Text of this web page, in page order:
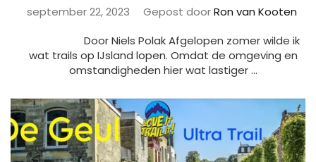
september 22, 2023 Gepost doorRon van Kooten
Door Niels Polak Afgelopen zomer wilde ik
wat trails op IJsland lopen. Omdat de omgeving en
omstandigheden hier wat lastiger ...